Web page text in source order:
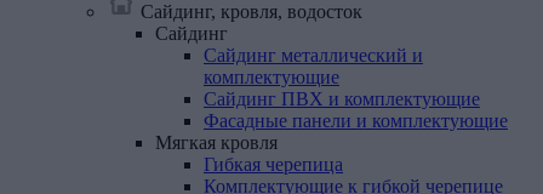
Сайдинг, кровля, водосток
Сайдинг
Сайдинг металлический и
комплектующие
Сайдинг ПВХ и комплектующие
Фасадные панели и комплектующие
Мягкая кровля
Гибкая черепица
Комплектующие к гибкой черепице